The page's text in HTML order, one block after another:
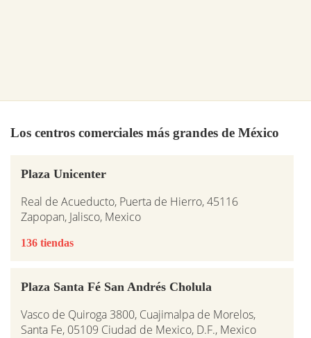
Los centros comerciales más grandes de México
Plaza Unicenter
Real de Acueducto, Puerta de Hierro, 45116
Zapopan, Jalisco, Mexico
136 tiendas
Plaza Santa Fé San Andrés Cholula
Vasco de Quiroga 3800, Cuajimalpa de Morelos,
Santa Fe, 05109 Ciudad de Mexico, D.F., Mexico